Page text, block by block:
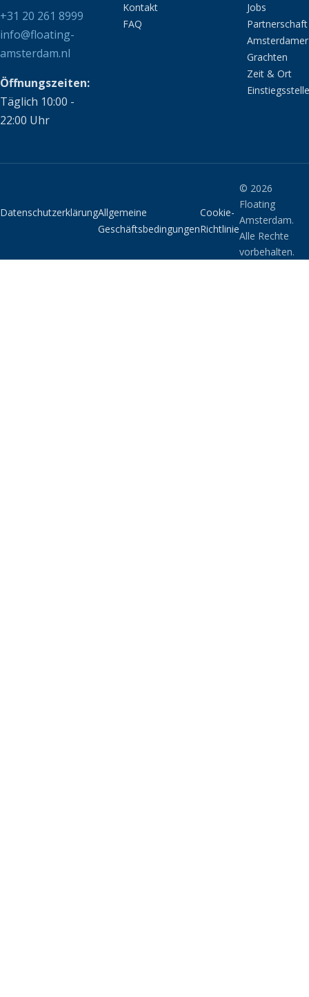
+31 20 261 8999
info@floating-
amsterdam.nl
Öffnungszeiten:
Täglich 10:00 -
22:00 Uhr
Kontakt
FAQ
Jobs
Partnerschaft
Amsterdamer
Grachten
Zeit & Ort
DatenschutzerklärungAllgemeine
Geschäftsbedingungen
Cookie-
Richtlinie
© 2026
Floating
Amsterdam.
Alle Rechte
vorbehalten.